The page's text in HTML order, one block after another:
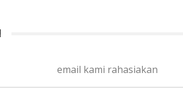
email kami rahasiakan